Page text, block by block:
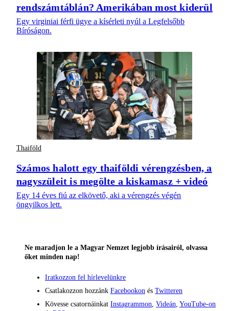
rendszámtáblán? Amerikában most kiderül
Egy virginiai férfi ügye a kísérleti nyúl a Legfelsőbb
Bíróságon.
Thaiföld
Számos halott egy thaiföldi vérengzésben, a
nagyszüleit is megölte a kiskamasz + videó
Egy 14 éves fiú az elkövető, aki a vérengzés végén
öngyilkos lett.
Ne maradjon le a Magyar Nemzet legjobb írásairól, olvassa
őket minden nap!
Iratkozzon fel hírlevelünkre
Csatlakozzon hozzánk Facebookon és Twitteren
Kövesse csatornáinkat Instagrammon, Videán, YouTube-on